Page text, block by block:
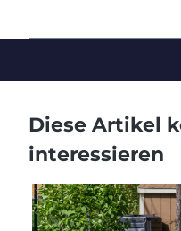
Diese Artikel
interessieren